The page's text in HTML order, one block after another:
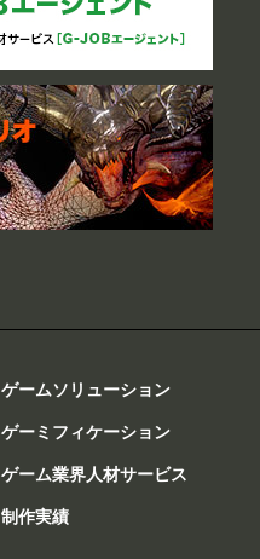
ゲームソリューション
ゲーミフィケーション
ゲーム業界人材サービス
制作実績